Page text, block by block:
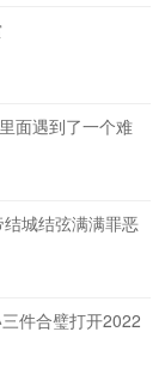
面遇到了一个难
城结弦满满罪恶
件合璧打开2022